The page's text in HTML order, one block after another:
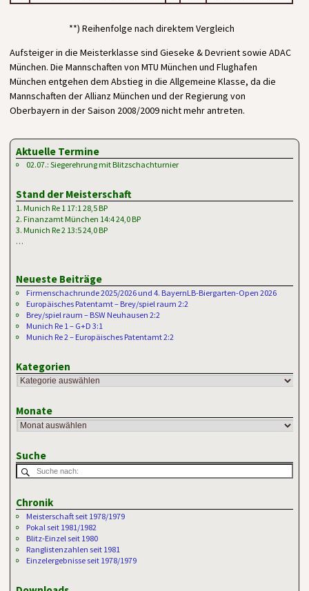
**) Reihenfolge nach direktem Vergleich
Aufsteiger in die Meisterklasse sind Gieseke & Devrient sowie ADAC
München. Die Mannschaften von MTU München und Flughafen
München entgehen dem Abstieg in die Allgemeine Klasse, da die
Mannschaften der Allianz München und der Regierung von
Oberbayern in der Saison 2008/2009 nicht mehr antreten.
Aktuelle Termine
02.07.: Siegerehrung mit Blitzschachturnier
Stand der Meisterschaft
1. Munich Re 1 17:1 28,5 BP
2. Finanzamt München 14:4 24,0 BP
3. Munich Re 2 13:5 24,0 BP
…
Neueste Beiträge
Firmenschachrunde 2025/2026 und 4. BayernLB-Biergarten-Open 2026
Europäisches Patentamt – Brey/spiel raum 2:2
Brey/spiel raum – BSW Neuhausen 2:2
Munich Re 1 – G+D 3:1
Munich Re 2 – Europäisches Patentamt 2:2
Kategorien
Monate
Suche
Chronik
Meisterschaft seit 1978/1979
Pokal seit 1981/1982
Blitz-Einzel seit 1980
Ranglistenzahlen seit 1981
Einzelergebnisse seit 1978/1979